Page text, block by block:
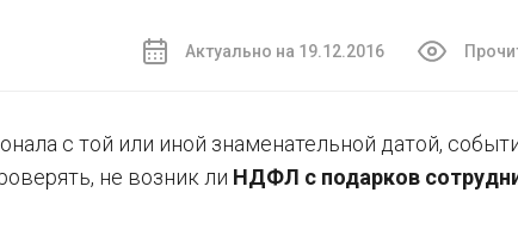
Актуально на 19.12.2016
с той или иной знаменательной датой,
не возник ли НДФЛ с подарков